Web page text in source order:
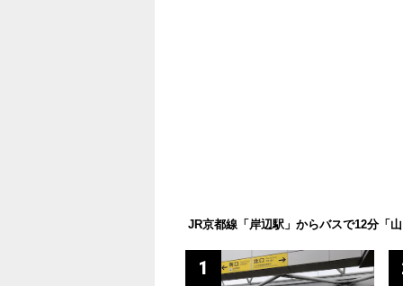
JR京都線「岸辺駅」からバスで12分「
1